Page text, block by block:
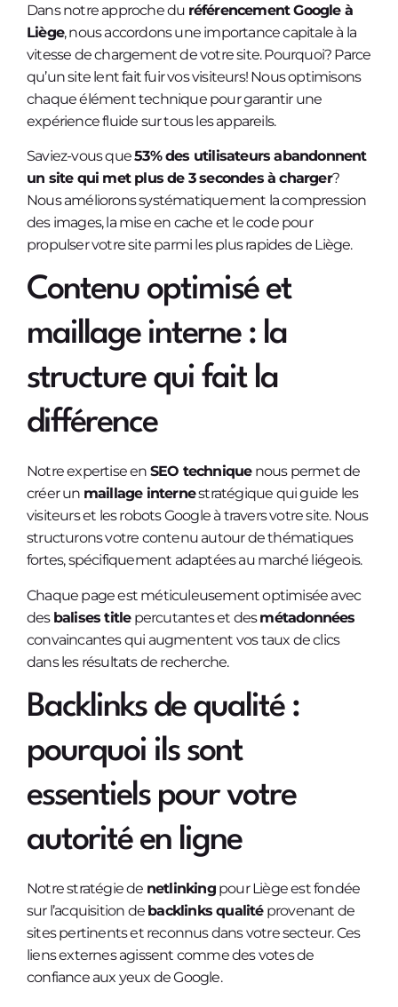
Dans notre approche du référencement Google à
Liège, nous accordons une importance capitale à la
vitesse de chargement de votre site. Pourquoi? Parce
qu’un site lent fait fuir vos visiteurs! Nous optimisons
chaque élément technique pour garantir une
expérience fluide sur tous les appareils.
Saviez-vous que53% des utilisateurs abandonnent
un site qui met plus de 3 secondes à charger?
Nous améliorons systématiquement la compression
des images, la mise en cache et le code pour
propulser votre site parmi les plus rapides de Liège.
Contenu optimisé et
maillage interne : la
structure qui fait la
différence
Notre expertise en SEO techniquenous permet de
créer un maillage internestratégique qui guide les
visiteurs et les robots Google à travers votre site. Nous
structurons votre contenu autour de thématiques
fortes, spécifiquement adaptées au marché liégeois.
Chaque page est méticuleusement optimisée avec
des balises titlepercutantes et desmétadonnées
convaincantes qui augmentent vos taux de clics
dans les résultats de recherche.
Backlinks de qualité :
pourquoi ils sont
essentiels pour votre
autorité en ligne
Notre stratégie de netlinkingpour Liège est fondée
sur l’acquisition de backlinks qualitéprovenant de
sites pertinents et reconnus dans votre secteur. Ces
liens externes agissent comme des votes de
confiance aux yeux de Google.